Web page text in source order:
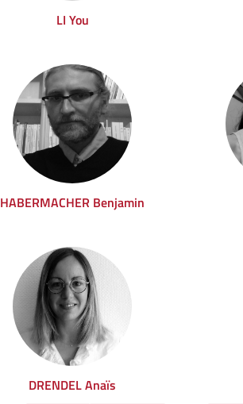
LI You
HABERMACHER Benjamin
DRENDEL Anaïs